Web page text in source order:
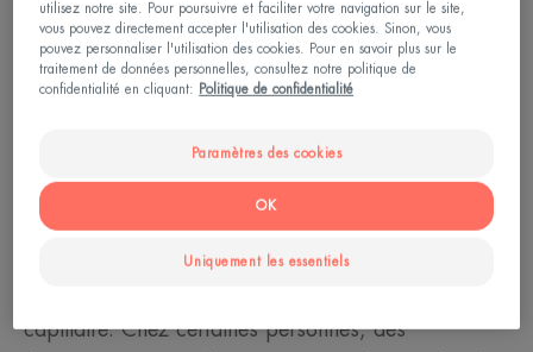
cellules saines, comme celles du bulbe pileux.
Résultat, les cheveux tombent. Cette chute est plus
ou moins soudaine, en fonction des molécules
alopécie n’est rapportée.
La résistance des cheveux et le dosage de la
chimiothérapie peuvent aussi jouer, ainsi que le port
capillaire. Chez certaines personnes, des
utilisez notre site. Pour poursuivre et faciliter votre navigation sur le site,
vous pouvez directement accepter l'utilisation des cookies. Sinon, vous
pouvez personnaliser l'utilisation des cookies. Pour en savoir plus sur le
traitement de données personnelles, consultez notre politique de
confidentialité en cliquant:
Politique de confidentialité
Paramètres des cookies
Uniquement les essentiels
OK